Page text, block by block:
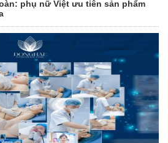
phụ nữ Việt ưu tiên sản phẩm